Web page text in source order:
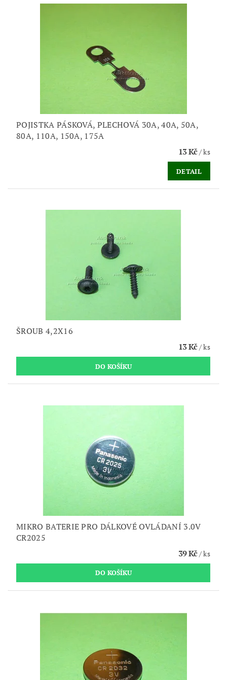
POJISTKA PÁSKOVÁ, PLECHOVÁ 30A, 40A, 50A,
80A, 110A, 150A, 175A
13 Kč/ ks
DETAIL
ŠROUB 4,2X16
13 Kč/ ks
MIKRO BATERIE PRO DÁLKOVÉ OVLÁDANÍ 3.0V
CR2025
39 Kč/ ks